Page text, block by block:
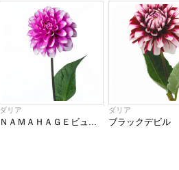
ダリア
ＮＡＭＡＨＡＧＥビュ...
ダリア
ブラックデビル